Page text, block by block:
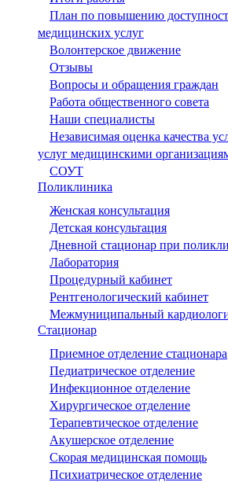
План по повышению
медицинских услуг
Волонтерское движение
Отзывы
Вопросы и обращения граждан
Работа общественного совета
Наши специалисты
Независимая оценка качества
услуг медицинскими
СОУТ
Поликлиника
Женская консультация
Детская консультация
Дневной стационар при
Лаборатория
Процедурный кабинет
Рентгенологический кабинет
Межмуниципальный
Стационар
Приемное отделение стационара
Педиатрическое отделение
Инфекционное отделение
Хирургическое отделение
Терапевтическое отделение
Акушерское отделение
Скорая медицинская помощь
Психиатрическое отделение